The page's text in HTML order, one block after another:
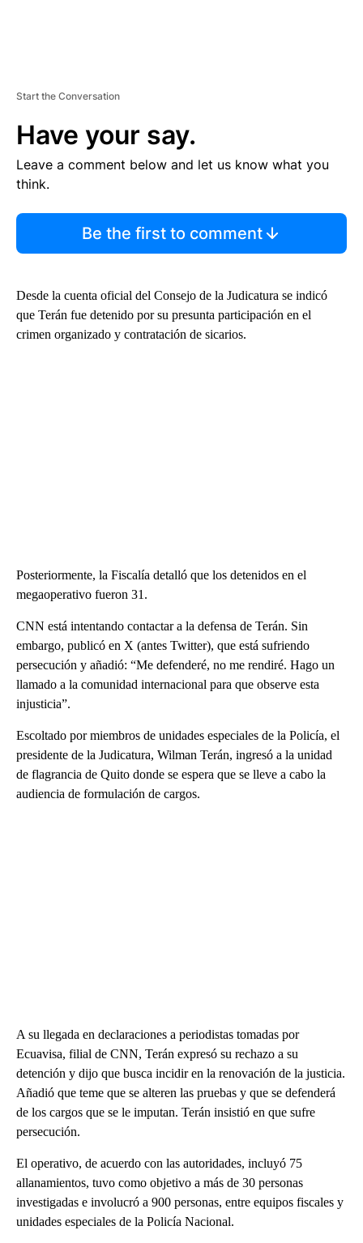
Start the Conversation
Have your say.
Leave a comment below and let us know what you
think.
Be the first to comment
Desde la cuenta oficial del Consejo de la Judicatura se indicó
que Terán fue detenido por su presunta participación en el
crimen organizado y contratación de sicarios.
Posteriormente, la Fiscalía detalló que los detenidos en el
megaoperativo fueron 31.
CNN está intentando contactar a la defensa de Terán. Sin
embargo, publicó en X (antes Twitter), que está sufriendo
persecución y añadió: “Me defenderé, no me rendiré. Hago un
llamado a la comunidad internacional para que observe esta
injusticia”.
Escoltado por miembros de unidades especiales de la Policía, el
presidente de la Judicatura, Wilman Terán, ingresó a la unidad
de flagrancia de Quito donde se espera que se lleve a cabo la
audiencia de formulación de cargos.
A su llegada en declaraciones a periodistas tomadas por
Ecuavisa, filial de CNN, Terán expresó su rechazo a su
detención y dijo que busca incidir en la renovación de la justicia.
Añadió que teme que se alteren las pruebas y que se defenderá
de los cargos que se le imputan. Terán insistió en que sufre
persecución.
El operativo, de acuerdo con las autoridades, incluyó 75
allanamientos, tuvo como objetivo a más de 30 personas
investigadas e involucró a 900 personas, entre equipos fiscales y
unidades especiales de la Policía Nacional.